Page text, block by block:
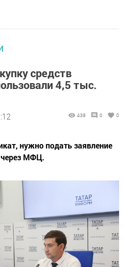
средств
4,5 тыс.
438 0 0
нужно подать заявление
через МФЦ.